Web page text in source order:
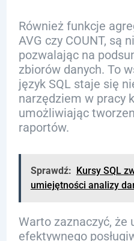
Również funkcje
AVG czy COUNT, są
pozwalając na
zbiorów danych. To
język SQL staje się
narzędziem w pracy
umożliwiając
raportów.
Sprawdź: Kursy SQL
umiejętności analizy
Warto zaznaczyć, że
efektywnego